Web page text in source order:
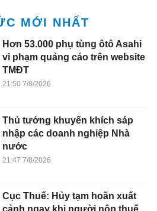
MỚI NHẤT
Hơn 53.000 phụ tùng ôtô Asahi
vi phạm quảng cáo trên website
TMĐT
21:50 7/8/2026
Thủ tướng khuyến khích sáp
nhập các doanh nghiệp Nhà
nước
21:47 7/8/2026
Cục Thuế: Hủy tạm hoãn xuất